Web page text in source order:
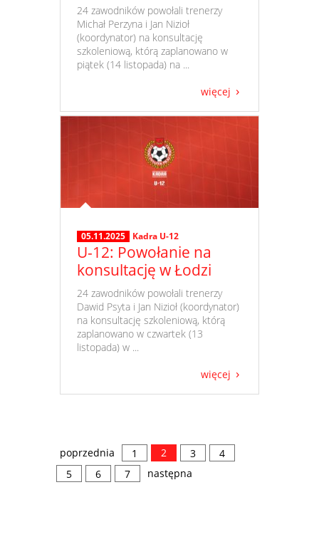
​ 24 zawodników powołali trenerzy
Michał Perzyna i Jan Nizioł
(koordynator) na konsultację
szkoleniową, którą zaplanowano w
piątek (14 listopada) na ...
więcej
05.11.2025 Kadra U-12
U-12: Powołanie na
konsultację w Łodzi
​ 24 zawodników powołali trenerzy
Dawid Psyta i Jan Nizioł (koordynator)
na konsultację szkoleniową, którą
zaplanowano w czwartek (13
listopada) w ...
więcej
poprzednia 1 2 3
4
5
6 7 następna